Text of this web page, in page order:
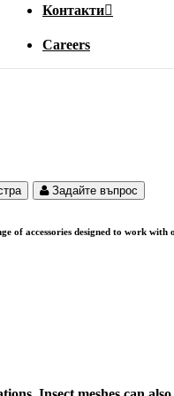
Контакти
Careers
Задайте въпрос
of accessories designed to work